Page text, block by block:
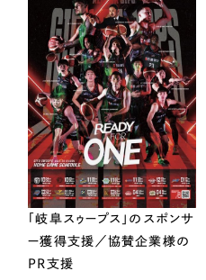
「岐阜スゥープス」のスポンサ
ー獲得支援／協賛企業様の
PR支援